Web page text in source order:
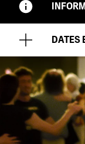
DATES